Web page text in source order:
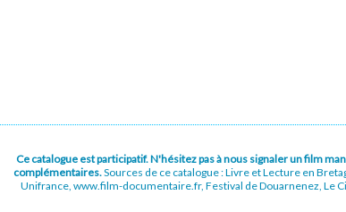
Ce catalogue est participatif. N'hésitez pas à nous signaler un film
complémentaires.Sources de ce catalogue : Livre et Lecture en
Unifrance, www.film-documentaire.fr, Festival de Douarnenez, Le